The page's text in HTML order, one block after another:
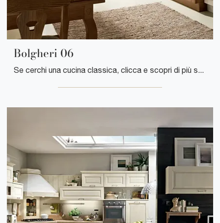
Bolgheri 06
Se cerchi una cucina classica, clicca e scopri di più sul modello Bolgheri 06 Stosa.